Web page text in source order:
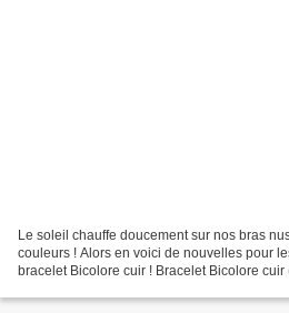
Le soleil chauffe doucement sur nos bras
couleurs ! Alors en voici de nouvelles pour
bracelet Bicolore cuir ! Bracelet Bicolore